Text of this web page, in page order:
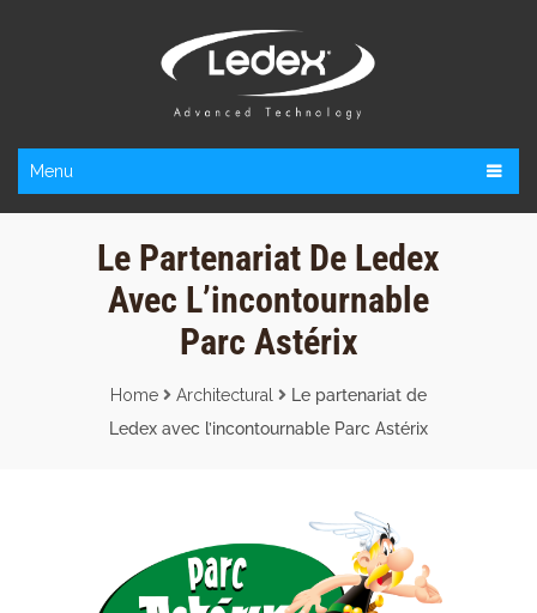
Menu
Le Partenariat De Ledex
Avec L’incontournable
Parc Astérix
Home Architectural
Le partenariat de
Ledex avec l’incontournable Parc Astérix